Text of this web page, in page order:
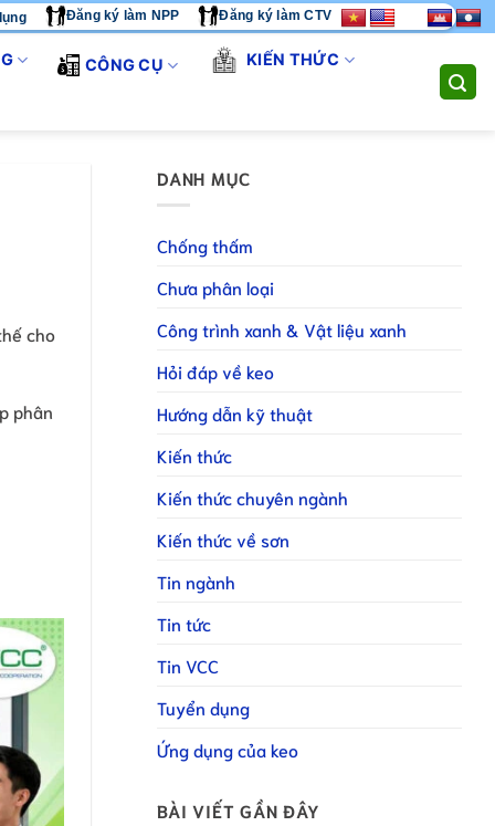
TÔI CUNG CẤP GIẢI PHÁP THI CÔNG TOÀN DIỆN. LIÊN
Đăng ký làm NPP Đăng ký làm CTV
CÔNG CỤ KIẾN THỨC
cho
phân
DANH MỤC
Chống thấm
Chưa phân loại
Công trình xanh & Vật liệu xanh
Hỏi đáp về keo
Hướng dẫn kỹ thuật
Kiến thức
Kiến thức chuyên ngành
Kiến thức về sơn
Tin ngành
Tin tức
Tin VCC
Tuyển dụng
Ứng dụng của keo
BÀI VIẾT GẦN ĐÂY